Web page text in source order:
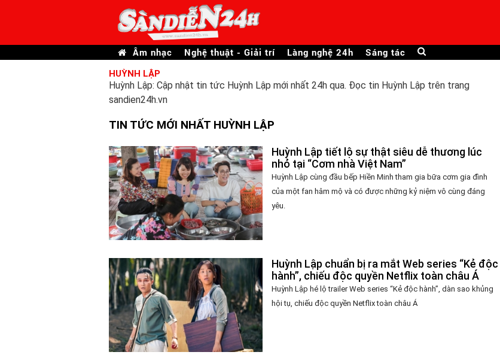
Âm nhạc Nghệ thuật - Giải trí Làng nghệ 24h Sáng tác
HUỲNH LẬP
Huỳnh Lập: Cập nhật tin tức Huỳnh Lập mới nhất 24h qua. Đọc tin Huỳnh Lập trên trang
sandien24h.vn
TIN TỨC MỚI NHẤT HUỲNH LẬP
Huỳnh Lập tiết lộ sự thật siêu dễ thương lúc
nhỏ tại “Cơm nhà Việt Nam”
Huỳnh Lập cùng đầu bếp Hiền Minh tham gia bữa cơm gia đình
của một fan hâm mộ và có được những kỷ niệm vô cùng đáng
yêu.
Huỳnh Lập chuẩn bị ra mắt Web series “Kẻ độc
hành”, chiếu độc quyền Netflix toàn châu Á
Huỳnh Lập hé lộ trailer Web series “Kẻ độc hành”, dàn sao khủng
hội tụ, chiếu độc quyền Netflix toàn châu Á